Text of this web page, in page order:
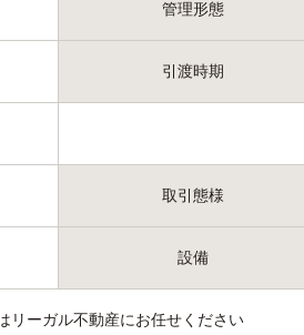
管理形態
引渡時期
取引態様
設備
リーガル不動産にお任せください